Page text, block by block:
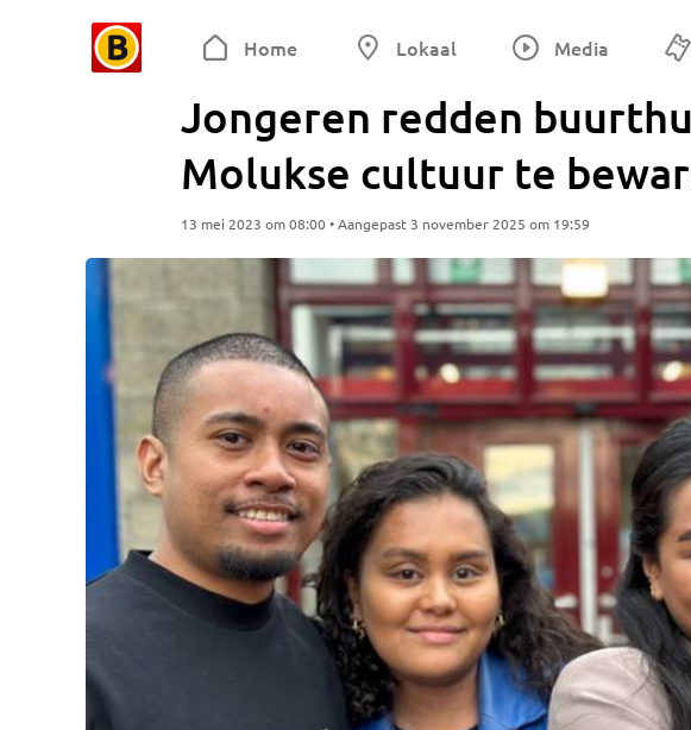
Home Lokaal Media
Jongeren redden
Molukse cultuur te
13 mei 2023 om 08:00 • Aangepast 3 november 2025 om 19:59